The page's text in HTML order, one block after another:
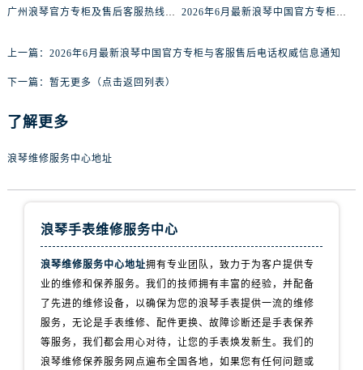
广西壮族自治区梧州市万秀区龙湖镇高旺路浪琴售后服务中心（需提前预约）
广州浪琴官方专柜及售后客服热线权威信息公告（2026年6月最新）
2026年6月最新浪琴中国官方专柜和售后服务热线权威信息公告
上一篇： 2026年6月最新浪琴中国官方专柜与客服售后电话权威信息通知
下一篇： 暂无更多（点击返回列表）
了解更多
浪琴维修服务中心地址
浪琴手表维修服务中心
浪琴维修服务中心地址拥有专业团队，致力于为客户提供专
业的维修和保养服务。我们的技师拥有丰富的经验，并配备
了先进的维修设备，以确保为您的浪琴手表提供一流的维修
服务，无论是手表维修、配件更换、故障诊断还是手表保养
等服务，我们都会用心对待，让您的手表焕发新生。我们的
浪琴维修保养服务网点遍布全国各地，如果您有任何问题或